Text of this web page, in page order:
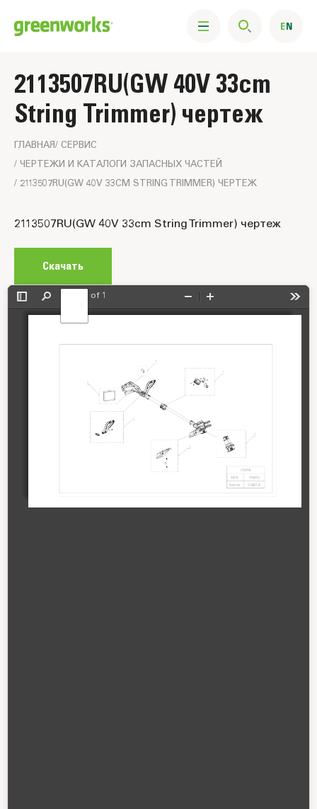
2113507RU(GW 40V 33cm
String Trimmer) чертеж
ГЛАВНАЯ CЕРВИС
ЧЕРТЕЖИ И КАТАЛОГИ ЗАПАСНЫХ ЧАСТЕЙ
2113507RU(GW 40V 33CM STRING TRIMMER) ЧЕРТЕЖ
2113507RU(GW 40V 33cm String Trimmer) чертеж
Скачать
of 1